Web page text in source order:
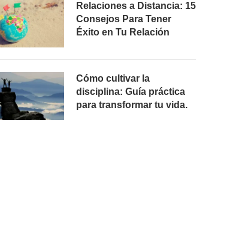
Relaciones a Distancia: 15
Consejos Para Tener
Éxito en Tu Relación
Cómo cultivar la
disciplina: Guía práctica
para transformar tu vida.